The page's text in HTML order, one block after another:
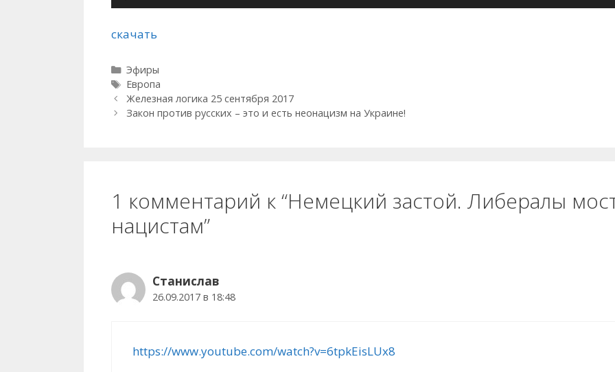
скачать
Рубрики
Эфиры
Метки
Европа
Железная логика 25 сентября 2017
Закон против русских – это и есть неонацизм на Украине!
1 комментарий к “Немецкий застой. Либералы
нацистам”
Станислав
26.09.2017 в 18:48
https://www.youtube.com/watch?v=6tpkEisLUx8